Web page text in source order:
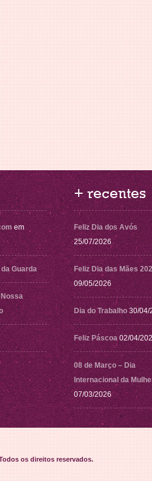
em
Guarda
Nossa
+ recentes
Feliz Dia dos Avós
25/07/2026
Feliz Dia das Mães
09/05/2026
Dia do Trabalho 30/04/
Feliz Páscoa 02/04/
08 de Março – Dia
Internacional da
07/03/2026
os direitos reservados.